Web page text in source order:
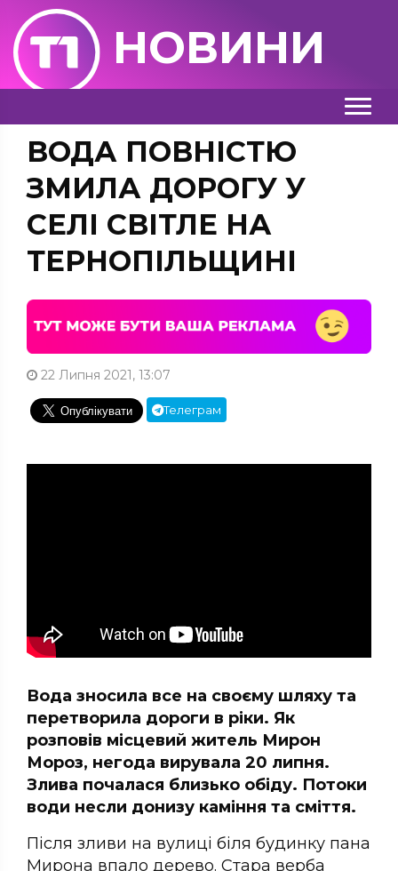
НОВИНИ
ВОДА ПОВНІСТЮ
ЗМИЛА ДОРОГУ У
СЕЛІ СВІТЛЕ НА
ТЕРНОПІЛЬЩИНІ
22 Липня 2021, 13:07
Телеграм
Вода зносила все на своєму шляху та
перетворила дороги в ріки. Як
розповів місцевий житель Мирон
Мороз, негода вирувала 20 липня.
Злива почалася близько обіду. Потоки
води несли донизу каміння та сміття.
Після зливи на вулиці біля будинку пана
Мирона впало дерево. Стара верба